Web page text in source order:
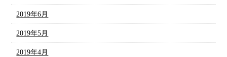
2019年6月
2019年5月
2019年4月